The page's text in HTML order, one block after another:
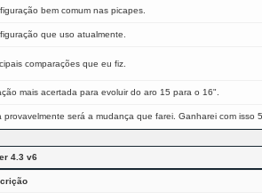
bem comum nas picapes.
que uso atualmente.
comparações que eu fiz.
mais acertada para evoluir do aro 15 para o 16".
provavelmente será a mudança que farei. Ganharei com isso
4.3 v6